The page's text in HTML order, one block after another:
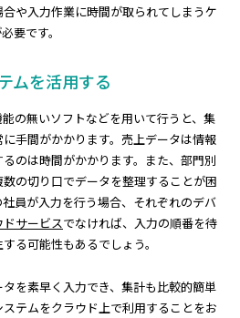
や入力作業に時間が取られてしまうケ
要です。
ムを活用する
の無いソフトなどを用いて行うと、集
手間がかかります。売上データは情報
のは時間がかかります。また、部門別
の切り口でデータを整理することが困
員が入力を行う場合、それぞれのデバ
ドサービスでなければ、入力の順番を待
る可能性もあるでしょう。
を素早く入力でき、集計も比較的簡単
テムをクラウド上で利用することをお